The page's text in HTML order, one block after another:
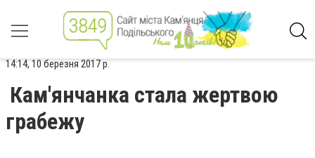
14:14, 10 березня 2017 р.
Кам'янчанка стала жертвою
грабежу